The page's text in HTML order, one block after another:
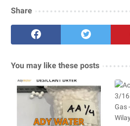
Share
You may like these posts